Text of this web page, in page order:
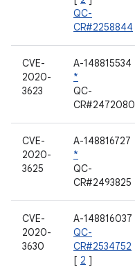
QC-
CR#2258844
CVE-
2020-
3623
A-148815534
*
QC-
CR#2472080
CVE-
2020-
3625
A-148816727
*
QC-
CR#2493825
CVE-
2020-
3630
A-148816037
QC-
CR#2534752
[ 2 ]